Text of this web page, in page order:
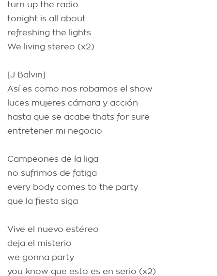
turn up the radio
tonight is all about
refreshing the lights
We living stereo (x2)
[J Balvin]
Así es como nos robamos el show
luces mujeres cámara y acción
hasta que se acabe thats for sure
entretener mi negocio
Campeones de la liga
no sufrimos de fatiga
every body comes to the party
que la fiesta siga
Vive el nuevo estéreo
deja el misterio
we gonna party
you know que esto es en serio (x2)